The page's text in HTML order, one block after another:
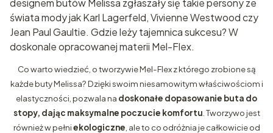
designem butów Melissa zgłaszały się takie persony ze
świata mody jak Karl Lagerfeld, Vivienne Westwood czy
Jean Paul Gaultie. Gdzie leży tajemnica sukcesu? W
doskonale opracowanej materii Mel-Flex.
Co warto wiedzieć, o tworzywie Mel-Flex z którego zrobione są
każde buty Melissa? Dzięki swoim niesamowitym właściwościom i
elastyczności, pozwala na doskonałe dopasowanie buta do
stopy, dając maksymalne poczucie komfortu. Tworzywo jest
również w pełniekologiczne, ale to co odróżnia je całkowicie od